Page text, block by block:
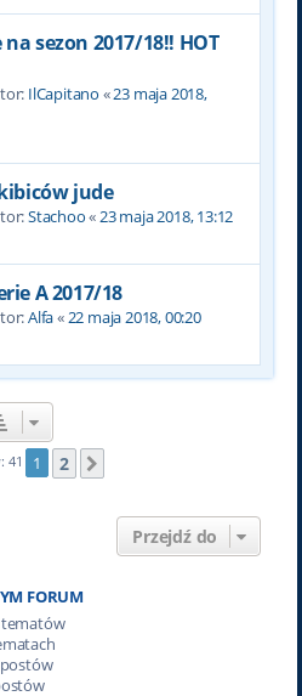
sezon 2017/18!! HOT
IlCapitano «23 maja 2018,
jude
Stachoo«23 maja 2018, 13:12
A 2017/18
Alfa«22 maja 2018, 00:20
41 1 2
Przejdź do
FORUM